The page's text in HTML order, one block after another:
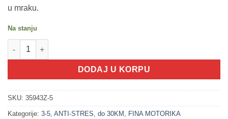
u mraku.
Na stanju
200296-5 SLIME! koji svijetli u mraku, burence LJUBIČASTA
DODAJ U KORPU
SKU: 35943Z-5
Kategorije: 3-5, ANTI-STRES, do 30KM , FINA MOTORIKA